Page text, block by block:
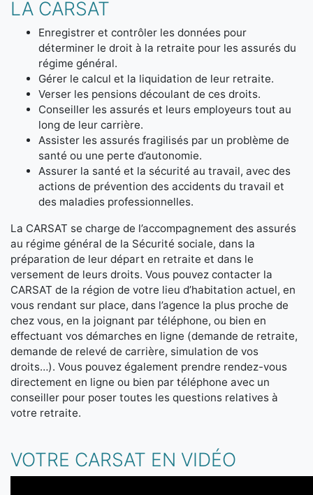
LA CARSAT
Enregistrer et contrôler les données pour
déterminer le droit à la retraite pour les assurés du
régime général.
Gérer le calcul et la liquidation de leur retraite.
Verser les pensions découlant de ces droits.
Conseiller les assurés et leurs employeurs tout au
long de leur carrière.
Assister les assurés fragilisés par un problème de
santé ou une perte d’autonomie.
Assurer la santé et la sécurité au travail, avec des
actions de prévention des accidents du travail et
des maladies professionnelles.
La CARSAT se charge de l’accompagnement des assurés
au régime général de la Sécurité sociale, dans la
préparation de leur départ en retraite et dans le
versement de leurs droits. Vous pouvez contacter la
CARSAT de la région de votre lieu d’habitation actuel, en
vous rendant sur place, dans l’agence la plus proche de
chez vous, en la joignant par téléphone, ou bien en
effectuant vos démarches en ligne (demande de retraite,
demande de relevé de carrière, simulation de vos
droits…). Vous pouvez également prendre rendez-vous
directement en ligne ou bien par téléphone avec un
conseiller pour poser toutes les questions relatives à
votre retraite.
VOTRE CARSAT EN VIDÉO